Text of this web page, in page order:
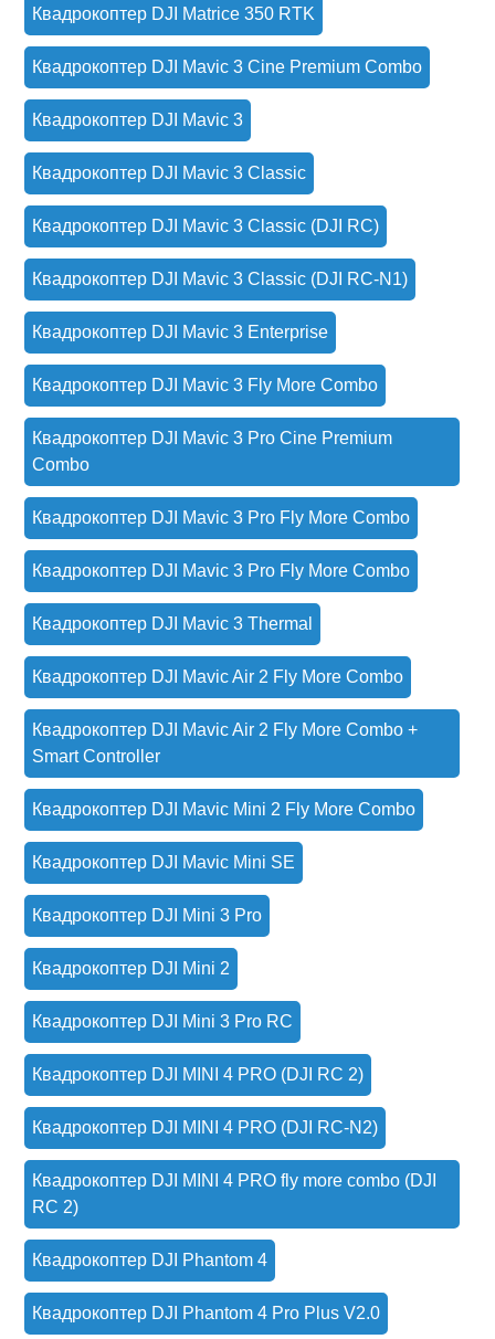
Квадрокоптер DJI Matrice 350 RTK
Квадрокоптер DJI Mavic 3 Cine Premium Combo
Квадрокоптер DJI Mavic 3
Квадрокоптер DJI Mavic 3 Classic
Квадрокоптер DJI Mavic 3 Classic (DJI RC)
Квадрокоптер DJI Mavic 3 Classic (DJI RC-N1)
Квадрокоптер DJI Mavic 3 Enterprise
Квадрокоптер DJI Mavic 3 Fly More Combo
Квадрокоптер DJI Mavic 3 Pro Cine Premium
Combo
Квадрокоптер DJI Mavic 3 Pro Fly More Combo
Квадрокоптер DJI Mavic 3 Pro Fly More Combo
Квадрокоптер DJI Mavic 3 Thermal
Квадрокоптер DJI Mavic Air 2 Fly More Combo
Квадрокоптер DJI Mavic Air 2 Fly More Combo +
Smart Controller
Квадрокоптер DJI Mavic Mini 2 Fly More Combo
Квадрокоптер DJI Mavic Mini SE
Квадрокоптер DJI Mini 3 Pro
Квадрокоптер DJI Mini 2
Квадрокоптер DJI Mini 3 Pro RC
Квадрокоптер DJI MINI 4 PRO (DJI RC 2)
Квадрокоптер DJI MINI 4 PRO (DJI RC-N2)
Квадрокоптер DJI MINI 4 PRO fly more combo (DJI
RC 2)
Квадрокоптер DJI Phantom 4
Квадрокоптер DJI Phantom 4 Pro Plus V2.0